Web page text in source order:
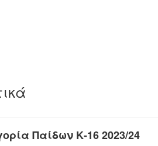
Παίδων Κ-16 2023/24